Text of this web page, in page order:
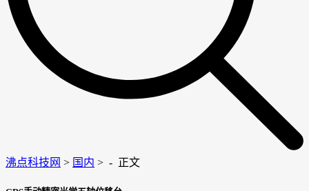
沸点科技网 > 国内 > - 正文